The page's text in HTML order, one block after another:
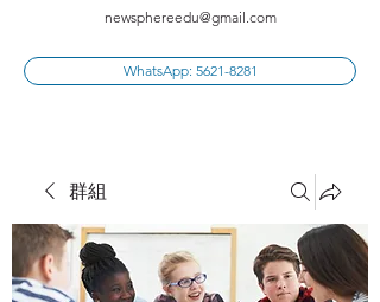
newsphereedu@gmail.com
WhatsApp: 5621-8281
群組